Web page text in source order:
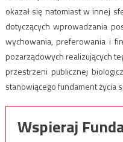
okazał się natomiast w innej
dotyczących wprowadzania
wychowania, preferowania i
pozarządowych realizujących
przestrzeni publicznej
stanowiącego fundament życia
Wspieraj